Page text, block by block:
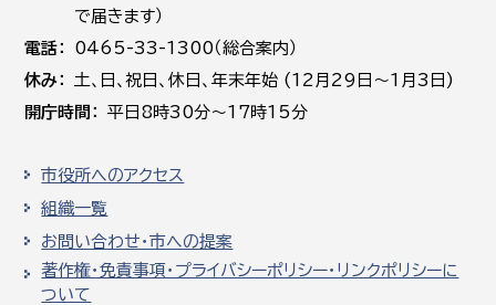
で届きます）
電話
0465-33-1300（総合案内）
休み
土､日､祝日、休日、年末年始 (12月29日～1月3日)
開庁時間
平日8時30分～17時15分
市役所へのアクセス
組織一覧
お問い合わせ・市への提案
著作権・免責事項・プライバシーポリシー・リンクポリシーに
ついて